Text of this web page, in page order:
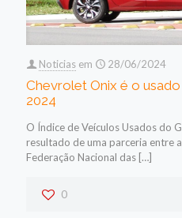
Noticias em 28/06/2024
Chevrolet Onix é o
2024
O Índice de Veículos Usados do
resultado de uma parceria entre
Federação Nacional das […]
0